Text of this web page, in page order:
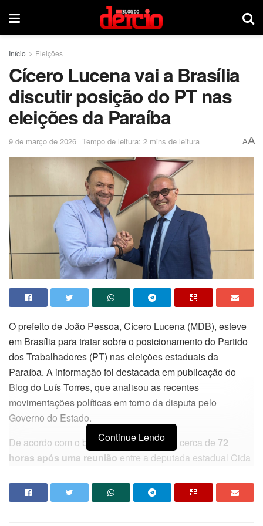
Início Eleições
Cícero Lucena vai a Brasília
discutir posição do PT nas
eleições da Paraíba
9 de março de 2026 Tempo de leitura: 2 mins de leitura AA
O prefeito deJoão Pessoa, Cícero Lucena (MDB), esteve
em Brasíliapara tratar sobre o posicionamento do Partido
dos Trabalhadores (PT) nas eleições estaduais da
Paraíba. A informação foi destacada em publicação do
Blog do Luís Torres, que analisou as recentes
movimentações políticas em torno da disputa pelo
Governo do Estado.
De acordo com o blog, a viagem ocorreu cerca de 72
horas após uma reunião entre a deputada estadual Cida
presidente nacional da legenda. Na ocasião, segundo
Cida Ramos, Edinho teria afirmado que a decisão sobre o
Continue Lendo